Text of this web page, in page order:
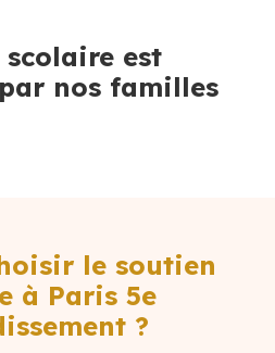
est
nos familles
le soutien
à Paris 5e
?